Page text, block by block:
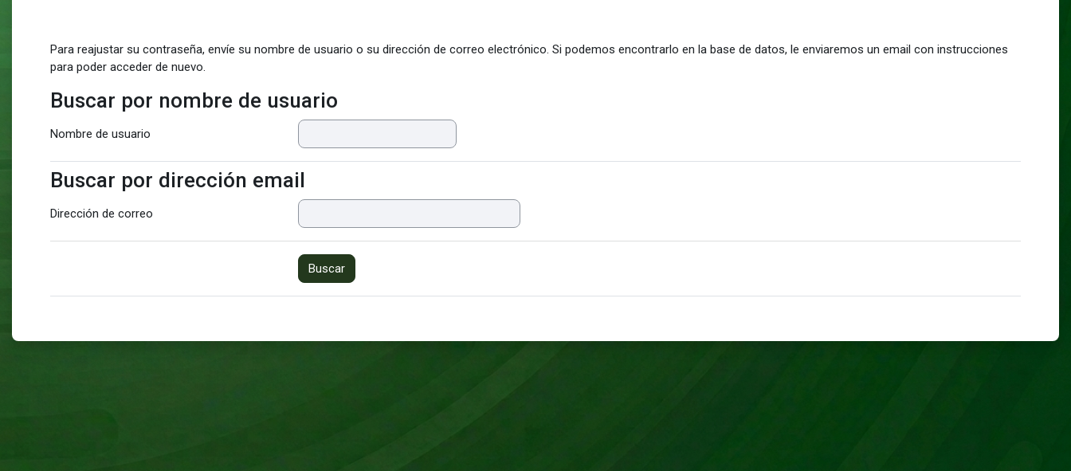
Para reajustar su contraseña, envíe su nombre de usuario o su dirección de correo electrónico. Si podemos encontrarlo en la base de datos, le enviaremos un email con instrucciones
para poder acceder de nuevo.
Buscar por nombre de usuario
Buscar por nombre de usuario
Nombre de usuario
Buscar por dirección email
Buscar por dirección email
Dirección de correo